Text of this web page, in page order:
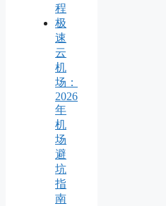
程
极
速
云
机
场：
2026
年
机
场
避
坑
指
南